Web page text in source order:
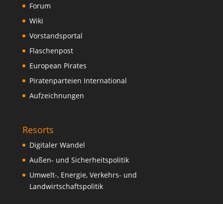
Forum
Wiki
Vorstandsportal
Flaschenpost
European Pirates
Piratenparteien International
Aufzeichnungen
Resorts
Digitaler Wandel
Außen- und Sicherheitspolitik
Umwelt-, Energie, Verkehrs- und
Landwirtschaftspolitik